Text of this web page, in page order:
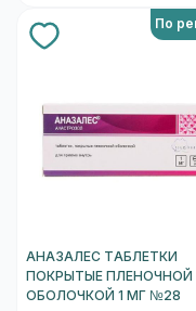
По
АНАЗАЛЕС ТАБЛЕТКИ
ПОКРЫТЫЕ ПЛЕНОЧНОЙ
ОБОЛОЧКОЙ 1 МГ №28